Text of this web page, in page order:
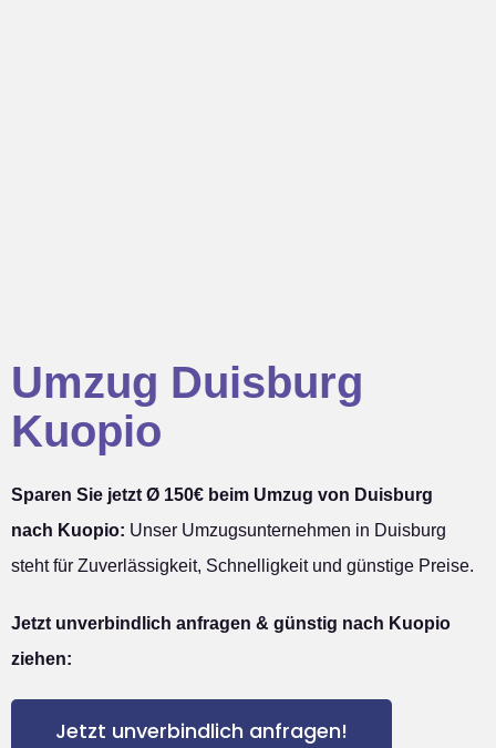
Umzug Duisburg
Kuopio
Sparen Sie jetzt Ø 150€ beim Umzug von Duisburg
nach Kuopio: Unser Umzugsunternehmen in Duisburg
steht für Zuverlässigkeit, Schnelligkeit und günstige Preise.
Jetzt unverbindlich anfragen & günstig nach Kuopio
ziehen:
Jetzt unverbindlich anfragen!